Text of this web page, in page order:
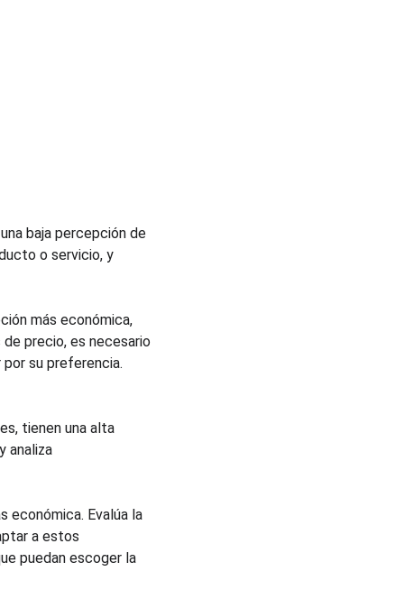
baja percepción de
o servicio, y
más económica,
precio, es necesario
su preferencia.
tienen una alta
analiza
económica. Evalúa la
a estos
puedan escoger la